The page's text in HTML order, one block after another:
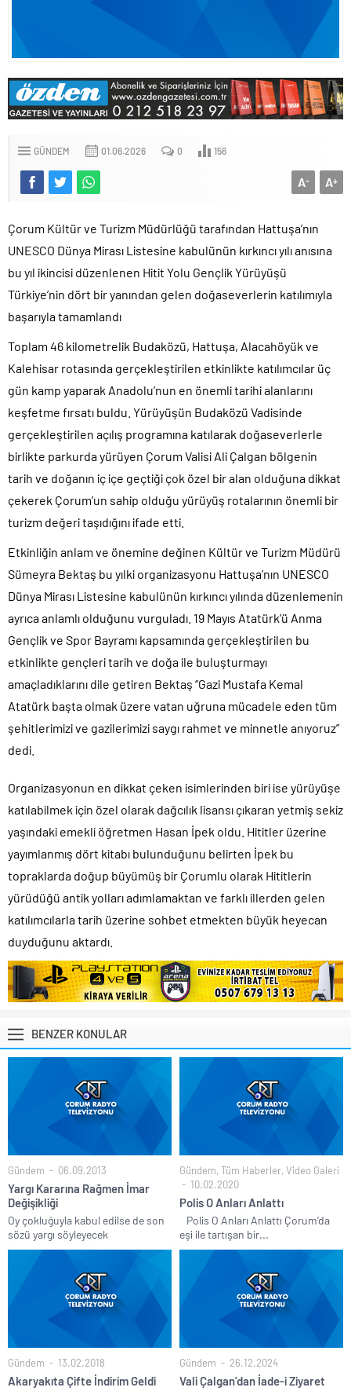
GÜNDEM 01.06.2026 0 156
A+
A-
Çorum Kültür ve Turizm Müdürlüğü tarafından Hattuşa’nın
UNESCO Dünya Mirası Listesine kabulünün kırkıncı yılı anısına
bu yıl ikincisi düzenlenen Hitit Yolu Gençlik Yürüyüşü
Türkiye’nin dört bir yanından gelen doğaseverlerin katılımıyla
başarıyla tamamlandı
Toplam 46 kilometrelik Budaközü, Hattuşa, Alacahöyük ve
Kalehisar rotasında gerçekleştirilen etkinlikte katılımcılar üç
gün kamp yaparak Anadolu’nun en önemli tarihi alanlarını
keşfetme fırsatı buldu. Yürüyüşün Budaközü Vadisinde
gerçekleştirilen açılış programına katılarak doğaseverlerle
birlikte parkurda yürüyen Çorum Valisi Ali Çalgan bölgenin
tarih ve doğanın iç içe geçtiği çok özel bir alan olduğuna dikkat
çekerek Çorum’un sahip olduğu yürüyüş rotalarının önemli bir
turizm değeri taşıdığını ifade etti.
Etkinliğin anlam ve önemine değinen Kültür ve Turizm Müdürü
Sümeyra Bektaş bu yılki organizasyonu Hattuşa’nın UNESCO
Dünya Mirası Listesine kabulünün kırkıncı yılında düzenlemenin
ayrıca anlamlı olduğunu vurguladı. 19 Mayıs Atatürk’ü Anma
Gençlik ve Spor Bayramı kapsamında gerçekleştirilen bu
etkinlikte gençleri tarih ve doğa ile buluşturmayı
amaçladıklarını dile getiren Bektaş “Gazi Mustafa Kemal
Atatürk başta olmak üzere vatan uğruna mücadele eden tüm
şehitlerimizi ve gazilerimizi saygı rahmet ve minnetle anıyoruz”
dedi.
Organizasyonun en dikkat çeken isimlerinden biri ise yürüyüşe
katılabilmek için özel olarak dağcılık lisansı çıkaran yetmiş sekiz
yaşındaki emekli öğretmen Hasan İpek oldu. Hititler üzerine
yayımlanmış dört kitabı bulunduğunu belirten İpek bu
topraklarda doğup büyümüş bir Çorumlu olarak Hititlerin
yürüdüğü antik yolları adımlamaktan ve farklı illerden gelen
katılımcılarla tarih üzerine sohbet etmekten büyük heyecan
duyduğunu aktardı.
BENZER KONULAR
Gündem 06.09.2013
Yargı Kararına Rağmen İmar
Değişikliği
Oy çokluğuyla kabul edilse de son
sözü yargı söyleyecek
Gündem, Tüm Haberler, Video Galeri
10.02.2020
Polis O Anları Anlattı
Polis O Anları Anlattı Çorum’da
eşi ile tartışan bir...
Gündem 13.02.2018
Akaryakıta Çifte İndirim Geldi
Gündem 26.12.2024
Vali Çalgan’dan İade-i Ziyaret